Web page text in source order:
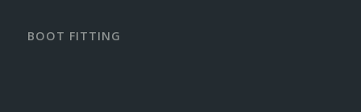
BOOT FITTING